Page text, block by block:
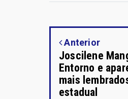
Anterior
Joscilene
Entorno e
mais
estadual